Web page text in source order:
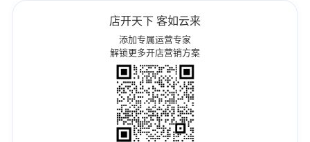
店开天下 客如云来
添加专属运营专家
解锁更多开店营销方案